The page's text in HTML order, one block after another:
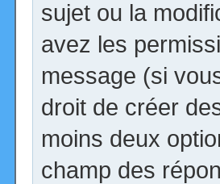
sujet ou la
avez les
message (si
droit de créer
moins deux
champ des